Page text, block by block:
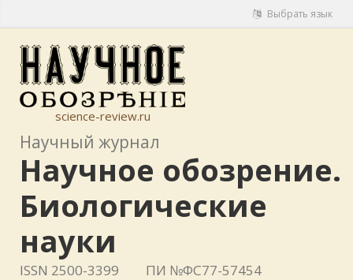
Выбрать язык
science-review.ru
Научный журнал
Научное обозрение.
Биологические
науки
ISSN 2500-3399 ПИ №ФС77-57454